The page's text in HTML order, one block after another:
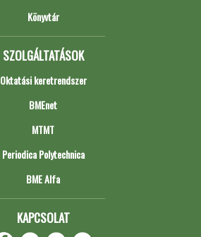
Könyvtár
SZOLGÁLTATÁSOK
Oktatási keretrendszer
BMEnet
MTMT
Periodica Polytechnica
BME Alfa
KAPCSOLAT